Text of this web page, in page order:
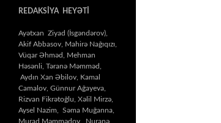
REDAKSİYA HEYƏTİ
Ayətxan Ziyad (İsgəndərov),
Akif Abbasov, Mahirə Nağıqızı,
Vüqar Əhməd, Mehman
Həsənli, Təranə Məmməd,
Aydın Xan Əbilov, Kamal
Camalov, Günnur Ağayeva,
Rizvan Fikrətoğlu, Xəlil Mirzə,
Aysel Nazim, Səma Muğanna,
Murad Məmmədov, Nuranə